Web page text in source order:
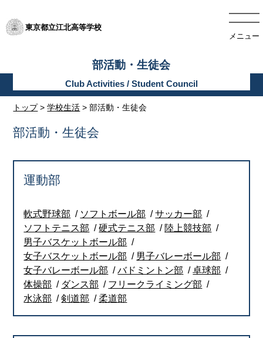
東京都立江北高等学校
メニュー
トップ>学校生活 > 部活動・生徒会
部活動・生徒会
部活動・生徒会
運動部
軟式野球部 ソフトボール部
サッカー部
ソフトテニス部
硬式テニス部
陸上競技部
男子バスケットボール部
女子バスケットボール部
男子バレーボール部
女子バレーボール部
バドミントン部
卓球部
体操部
ダンス部
フリークライミング部
水泳部
剣道部 柔道部